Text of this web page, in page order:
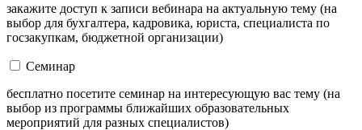
закажите доступ к записи вебинара на актуальную тему (на
выбор для бухгалтера, кадровика, юриста, специалиста по
госзакупкам, бюджетной организации)
Семинар
бесплатно посетите семинар на интересующую вас тему (на
выбор из программы ближайших образовательных
мероприятий для разных специалистов)